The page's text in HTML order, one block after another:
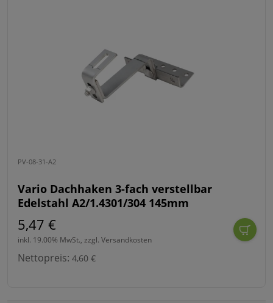
PV-08-31-A2
Vario Dachhaken 3-fach verstellbar
Edelstahl A2/1.4301/304 145mm
5,47 €
inkl. 19.00% MwSt., zzgl. Versandkosten
Nettopreis: 4,60 €